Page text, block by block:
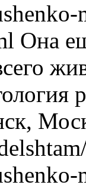
Она